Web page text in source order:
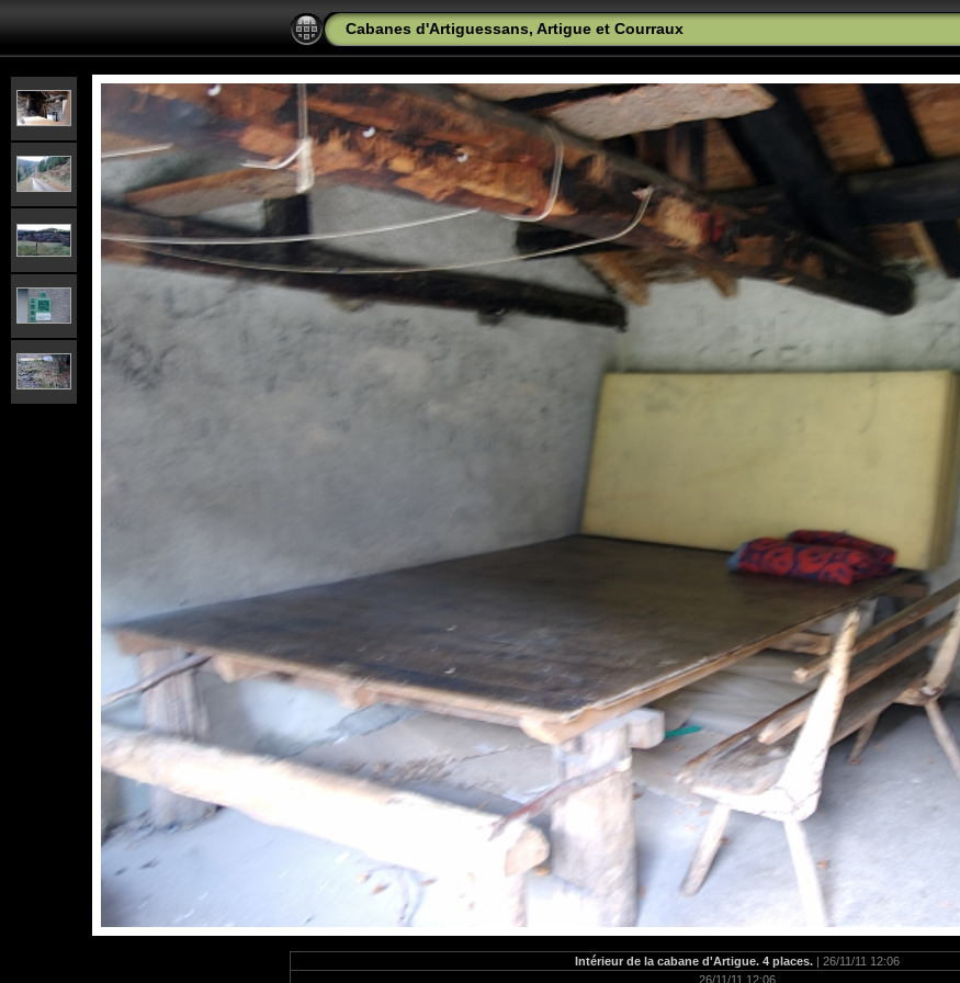
Cabanes d'Artiguessans, Artigue et Courraux
Intérieur de la cabane d'Artigue. 4 places. | 26/11/11 12:06
26/11/11 12:06